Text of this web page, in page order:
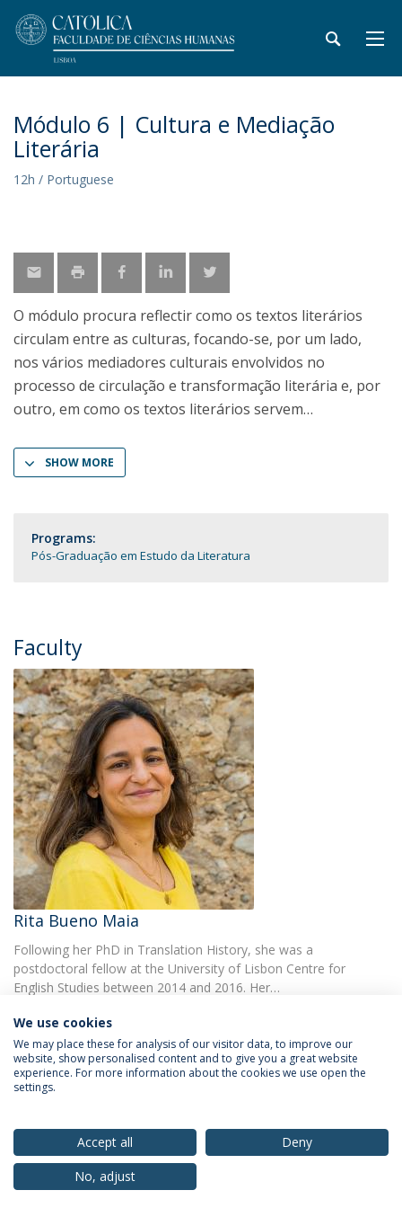
Módulo 6 | Cultura e Mediação
Literária
12h / Portuguese
O módulo procura reflectir como os textos literários
circulam entre as culturas, focando-se, por um lado,
nos vários mediadores culturais envolvidos no
processo de circulação e transformação literária e, por
outro, em como os textos literários servem
SHOW MORE
Programs:
Pós-Graduação em Estudo da Literatura
Faculty
Rita Bueno Maia
Following her PhD in Translation History, she was a
postdoctoral fellow at the University of Lisbon Centre for
English Studies between 2014 and 2016. Her…
Privacy Policy
© 2026 Universidade Católica Portuguesa
We use cookies
We may place these for analysis of our visitor data, to improve our
website, show personalised content and to give you a great website
experience. For more information about the cookies we use open the
settings.
Accept all
Deny
No, adjust